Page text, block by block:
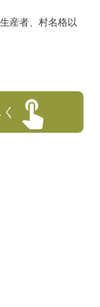
産者、村名格以